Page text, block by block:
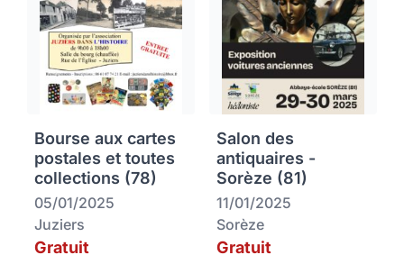
Bourse aux cartes
postales et toutes
collections (78)
05/01/2025
Juziers
Gratuit
Salon des
antiquaires -
Sorèze (81)
11/01/2025
Sorèze
Gratuit